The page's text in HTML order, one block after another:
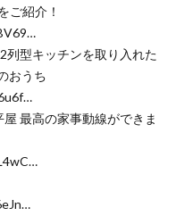
ご紹介！
列型キッチンを取り入れた
おうち
屋 最高の家事動線ができま